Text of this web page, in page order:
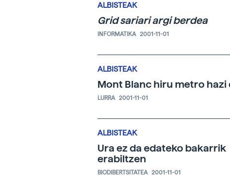
ALBISTEAK
Grid sariari argi berdea
INFORMATIKA 2001-11-01
ALBISTEAK
Mont Blanc hiru metro hazi
LURRA 2001-11-01
ALBISTEAK
Ura ez da edateko bakarrik
erabiltzen
BIODIBERTSITATEA 2001-11-01